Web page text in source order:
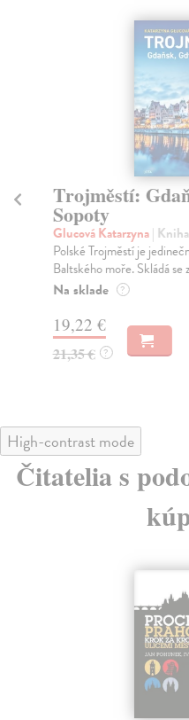
Trojměstí:
Sopoty
Glucová Katarzyna| Kniha
Polské Trojměstí je
Baltského moře. Skládá se
Na sklade ?
19,22 €
21,35 € ?
High-contrast mode
Čitatelia s